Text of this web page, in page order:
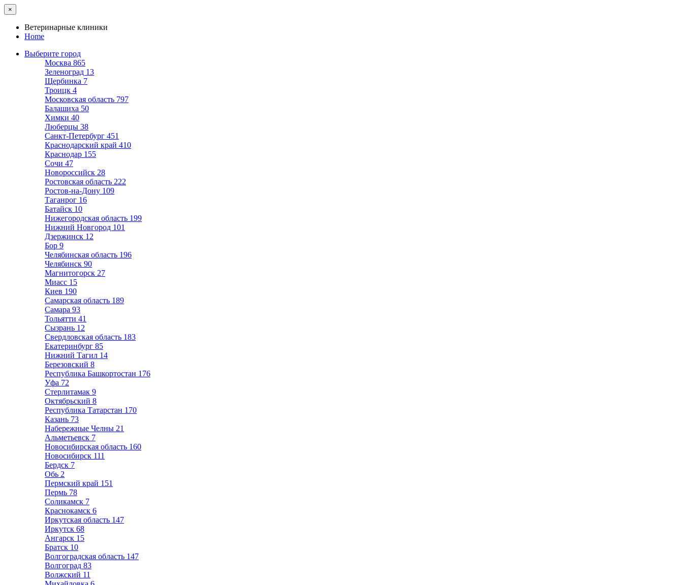
×
Ветеринарные клиники
Home
Выберите город
Москва 865
Зеленоград 13
Щербинка 7
Троицк 4
Московская область 797
Балашиха 50
Химки 40
Люберцы 38
Санкт-Петербург 451
Краснодарский край 410
Краснодар 155
Сочи 47
Новороссийск 28
Ростовская область 222
Ростов-на-Дону 109
Таганрог 16
Батайск 10
Нижегородская область 199
Нижний Новгород 101
Дзержинск 12
Бор 9
Челябинская область 196
Челябинск 90
Магнитогорск 27
Миасс 15
Киев 190
Самарская область 189
Самара 93
Тольятти 41
Сызрань 12
Свердловская область 183
Екатеринбург 85
Нижний Тагил 14
Березовский 8
Республика Башкортостан 176
Уфа 72
Стерлитамак 9
Октябрьский 8
Республика Татарстан 170
Казань 73
Набережные Челны 21
Альметьевск 7
Новосибирская область 160
Новосибирск 111
Бердск 7
Обь 2
Пермский край 151
Пермь 78
Соликамск 7
Краснокамск 6
Иркутская область 147
Иркутск 68
Ангарск 15
Братск 10
Волгоградская область 147
Волгоград 83
Волжский 11